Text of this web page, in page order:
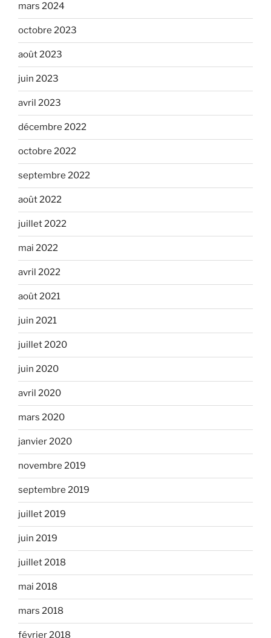
mars 2024
octobre 2023
août 2023
juin 2023
avril 2023
décembre 2022
octobre 2022
septembre 2022
août 2022
juillet 2022
mai 2022
avril 2022
août 2021
juin 2021
juillet 2020
juin 2020
avril 2020
mars 2020
janvier 2020
novembre 2019
septembre 2019
juillet 2019
juin 2019
juillet 2018
mai 2018
mars 2018
février 2018